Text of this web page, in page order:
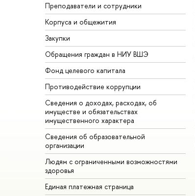
Преподаватели и сотрудники
Корпуса и общежития
Закупки
Обращения граждан в НИУ ВШЭ
Фонд целевого капитала
Противодействие коррупции
Сведения о доходах, расходах, об
имуществе и обязательствах
имущественного характера
Сведения об образовательной
организации
Людям с ограниченными возможностями
здоровья
Единая платежная страница